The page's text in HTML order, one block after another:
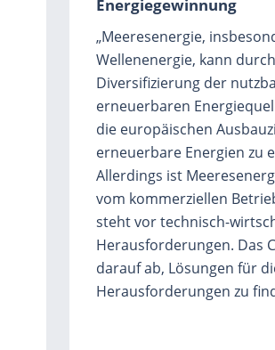
Energiegewinnung
„Meeresenergie,
Wellenenergie, kann
Diversifizierung der
erneuerbaren
die europäischen
erneuerbare Energien zu
Allerdings ist
vom kommerziellen
steht vor technisch-
Herausforderungen. Das
darauf ab, Lösungen für
Herausforderungen zu